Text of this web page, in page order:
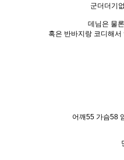
군더더기
데님은 물
혹은 반바지랑 코디해
어깨55 가슴58